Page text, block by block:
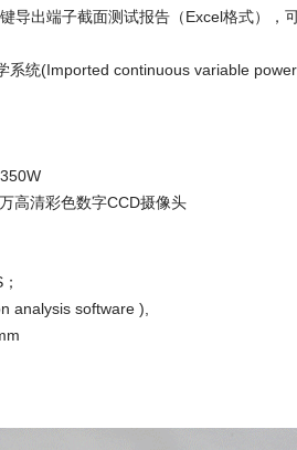
出端子截面测试报告（Excel格式），
系统(Imported continuous variable
高清彩色数字CCD摄像头
analysis software ),